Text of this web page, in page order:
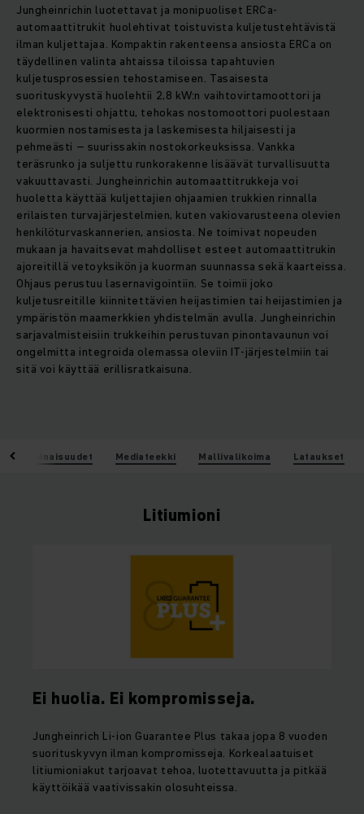
Jungheinrichin luotettavat ja monipuoliset ERCa-
automaattitrukit huolehtivat toistuvista kuljetustehtävistä
ilman kuljettajaa. Kompaktin rakenteensa ansiosta ERCa on
täydellinen valinta ahtaissa tiloissa tapahtuvien
kuljetusprosessien tehostamiseen. Tasaisesta
suorituskyvystä huolehtii 2,8 kW:n vaihtovirtamoottori ja
elektronisesti ohjattu, tehokas nostomoottori puolestaan
kuormien nostamisesta ja laskemisesta hiljaisesti ja
pehmeästi – suurissakin nostokorkeuksissa. Vankka
teräsrunko ja suljettu runkorakenne lisäävät turvallisuutta
vakuuttavasti. Jungheinrichin automaattitrukkeja voi
huoletta käyttää kuljettajien ohjaamien trukkien rinnalla
erilaisten turvajärjestelmien, kuten vakiovarusteena olevien
henkilöturvaskannerien, ansiosta. Ne toimivat nopeuden
mukaan ja havaitsevat mahdolliset esteet automaattitrukin
ajoreitillä vetoyksikön ja kuorman suunnassa sekä kaarteissa.
Ohjaus perustuu lasernavigointiin. Se toimii joko
kuljetusreitille kiinnitettävien heijastimien tai heijastimien ja
ympäristön maamerkkien yhdistelmän avulla. Jungheinrichin
sarjavalmisteisiin trukkeihin perustuvan pinontavaunun voi
ongelmitta integroida olemassa oleviin IT-järjestelmiin tai
sitä voi käyttää erillisratkaisuna.
Ominaisuudet Mediateekki Mallivalikoima Lataukset
Litiumioni
Ei huolia. Ei kompromisseja.
Jungheinrich Li-ion Guarantee Plus takaa jopa 8 vuoden
suorituskyvyn ilman kompromisseja. Korkealaatuiset
litiumioniakut tarjoavat tehoa, luotettavuutta ja pitkää
käyttöikää vaativissakin olosuhteissa.